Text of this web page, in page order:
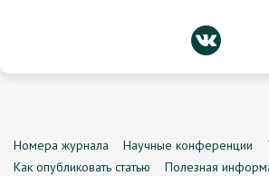
Номера журнала Научные конференции
Как опубликовать статью
Полезная